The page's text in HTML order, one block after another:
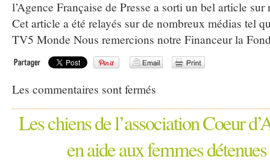
l’Agence Française de Presse a sorti un bel article
Cet article a été relayés sur de nombreux médias tel
TV5 Monde Nous remercions notre Financeur la
Les commentaires sont fermés
Les chiens de l’association Coeur
en aide aux femmes